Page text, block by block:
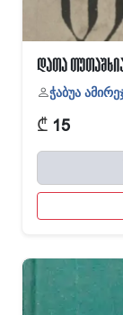
დათა
ჭაბუა
₾ 15